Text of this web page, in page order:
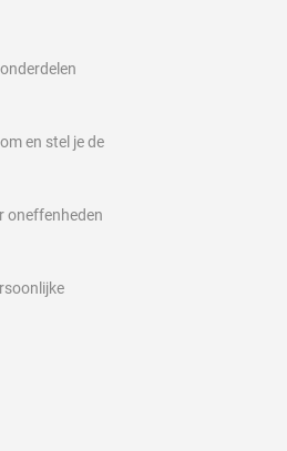
en stel je de
oneffenheden